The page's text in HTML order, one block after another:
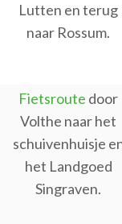
Lutten en terug
naar Rossum.
Fietsroute door
Volthe naar het
schuivenhuisje
het Landgoed
Singraven.